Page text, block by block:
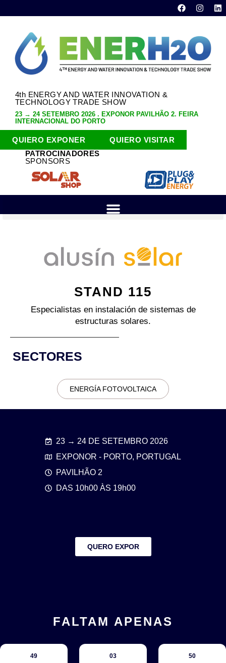
4th ENERGY AND WATER INNOVATION &
TECHNOLOGY TRADE SHOW
23 → 24 SETEMBRO 2026 . EXPONOR PAVILHÃO 2. FEIRA
INTERNACIONAL DO PORTO
QUIERO EXPONER
QUIERO VISITAR
PATROCINADORES
SPONSORS
STAND 115
Especialistas en instalación de sistemas de
estructuras solares.
SECTORES
ENERGÍA FOTOVOLTAICA
23 → 24 DE SETEMBRO 2026
EXPONOR - PORTO, PORTUGAL
PAVILHÃO 2
DAS 10h00 ÀS 19h00
QUERO EXPOR
FALTAM APENAS
49 03 50